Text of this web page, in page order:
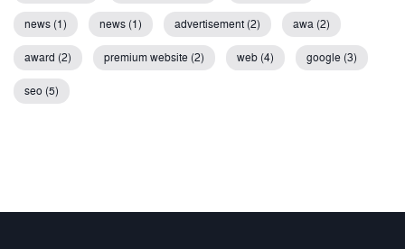
news (1) news (1) advertisement (2) awa (2)
award (2) premium website (2) web (4) google (3)
seo (5)